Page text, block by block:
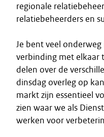
regionale
relatiebeheerders en
Je bent veel
verbinding met elkaar
delen over de
dinsdag overleg op
markt zijn essentieel
zien waar we als
werken voor